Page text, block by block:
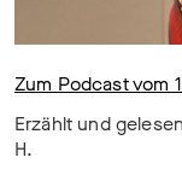
Zum Podcast vom
Erzählt und
H.